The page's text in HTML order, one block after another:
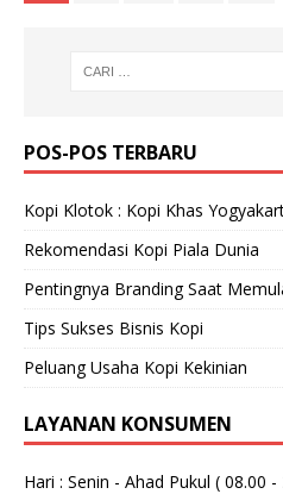
POS-POS TERBARU
Kopi Klotok : Kopi Khas
Rekomendasi Kopi Piala Dunia
Pentingnya Branding Saat
Tips Sukses Bisnis Kopi
Peluang Usaha Kopi Kekinian
LAYANAN KONSUMEN
Hari : Senin - Ahad Pukul ( 08.00